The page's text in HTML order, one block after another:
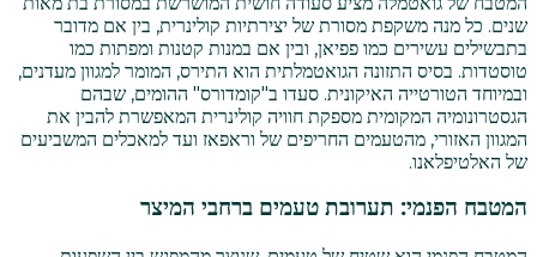
שנים. כל מנה משקפת מסורת של יצירתיות קולינרית, בין אם מדובר
בתבשילים עשירים כמו פפיאן, ובין אם במנות קטנות ומפתות כמו
טוסטדות. בסיס התזונה הגואטמלתית הוא התירס, המומר למגוון מעדנים,
ובמיוחד הטורטייה האיקונית. סעדו ב"קומדורס" ההומים, שבהם
הגסטרונומיה המקומית מספקת חוויה קולינרית המאפשרת להבין את
המגוון האזורי, מהטעמים החריפים של וראפאז ועד למאכלים המשביעים
של האלטיפלאנו.
המטבח הפנמי: תערובת טעמים ברחבי המיצר